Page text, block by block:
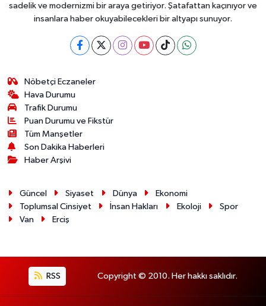
sadelik ve modernizmi bir araya getiriyor. Şatafattan kaçınıyor ve
insanlara haber okuyabilecekleri bir altyapı sunuyor.
Nöbetçi Eczaneler
Hava Durumu
Trafik Durumu
Puan Durumu ve Fikstür
Tüm Manşetler
Son Dakika Haberleri
Haber Arşivi
Güncel Siyaset Dünya
Ekonomi
Toplumsal Cinsiyet
İnsan Hakları Ekoloji
Spor
Van
Erciş
RSS Copyright © 2010. Her hakkı saklıdır.